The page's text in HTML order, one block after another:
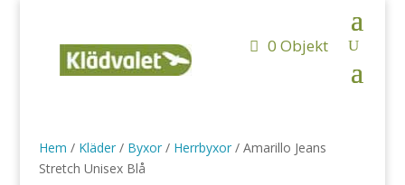
0 Objekt
Hem / Kläder/ Byxor/ Herrbyxor/ Amarillo Jeans
Stretch Unisex Blå